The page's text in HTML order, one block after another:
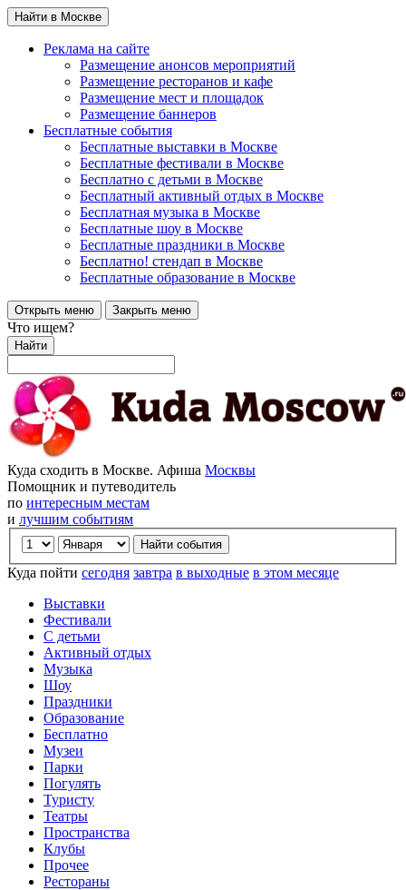
Найти в Москве
Реклама на сайте
Размещение анонсов мероприятий
Размещение ресторанов и кафе
Размещение мест и площадок
Размещение баннеров
Бесплатные события
Бесплатные выставки в Москве
Бесплатные фестивали в Москве
Бесплатно с детьми в Москве
Бесплатный активный отдых в Москве
Бесплатная музыка в Москве
Бесплатные шоу в Москве
Бесплатные праздники в Москве
Бесплатно! стендап в Москве
Бесплатные образование в Москве
Открыть меню Закрыть меню
Что ищем?
Найти
Куда сходить в Москве. Афиша Москвы
Помощник и путеводитель
по интересным местам
и лучшим событиям
Куда пойти сегодня завтра в выходные в этом месяце
Выставки
Фестивали
С детьми
Активный отдых
Музыка
Шоу
Праздники
Образование
Бесплатно
Музеи
Парки
Погулять
Туристу
Театры
Пространства
Клубы
Прочее
Рестораны